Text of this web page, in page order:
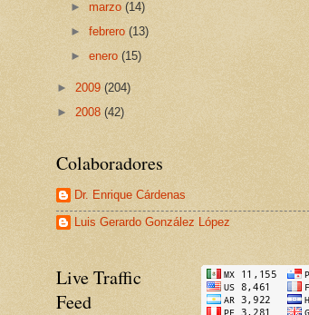
► marzo(14)
►febrero(13)
►enero(15)
► 2009 (204)
► 2008 (42)
Colaboradores
Dr. Enrique Cárdenas
Luis Gerardo González López
Live Traffic
Feed